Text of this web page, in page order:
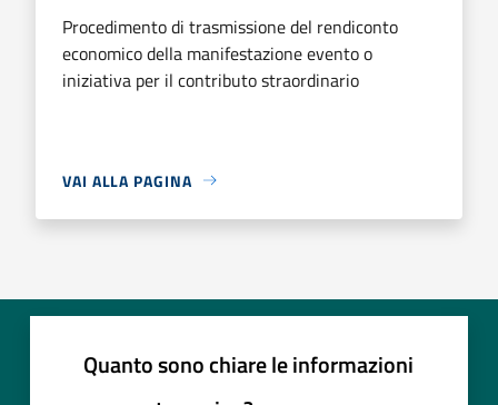
Procedimento di trasmissione del rendiconto
economico della manifestazione evento o
iniziativa per il contributo straordinario
VAI ALLA PAGINA
Quanto sono chiare le informazioni